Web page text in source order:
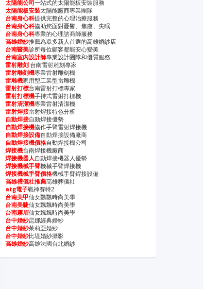
太陽能公司一站式的太陽能板安裝服務
太陽能板安裝太陽能廠商專業團隊
台南身心科提供完整的心理治療服務
台南身心科協助您面對憂鬱、焦慮、失眠
台南身心科專業的心理諮商師服務
高雄婚紗推薦為眾多新人首選的高雄婚紗店
台南醫美診所每位顧客都能安心變美
台南室內設計師專業設計團隊和優質服務
雷射雕刻 台南雷射雕刻專家
雷射雕刻機專業雷射雕刻機
雷雕機家用型工業型雷雕機
雷射打標台南雷射打標專家
雷射打標機手持式雷射打標機
雷射清潔機專業雷射清潔機
雷射焊接雷射焊接特色分析
自動焊接自動焊接優勢
自動焊接機協作手臂雷射焊接機
自動焊接設備自動焊接設備廠商
自動焊接機價格自動焊接機公司
焊接機台南焊接機廠商
焊接機器人自動焊接機器人優勢
焊接機械手臂機械手臂焊接機
焊接機械手臂價格機械手臂銲接設備
高雄禮儀社推薦高雄葬儀社
atg電子戰神賽特2
台南美甲仙女飄飄時尚美學
台南美睫仙女飄飄時尚美學
台南霧眉仙女飄飄時尚美學
台中婚紗昆娜經典婚紗
台中婚紗茱莉亞婚紗
台中婚紗比堤婚紗攝影
高雄婚紗高雄法國台北婚紗